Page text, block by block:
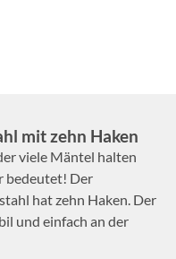
mit zehn Haken
viele Mäntel halten
bedeutet! Der
hat zehn Haken. Der
und einfach an der